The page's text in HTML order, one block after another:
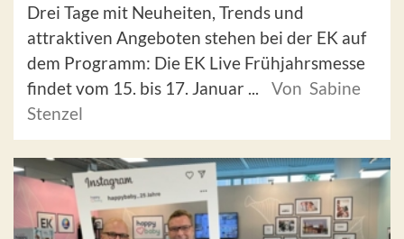
Drei Tage mit Neuheiten, Trends und
attraktiven Angeboten stehen bei der EK auf
dem Programm: Die EK Live Frühjahrsmesse
findet vom 15. bis 17. Januar ...
Von Sabine
Stenzel